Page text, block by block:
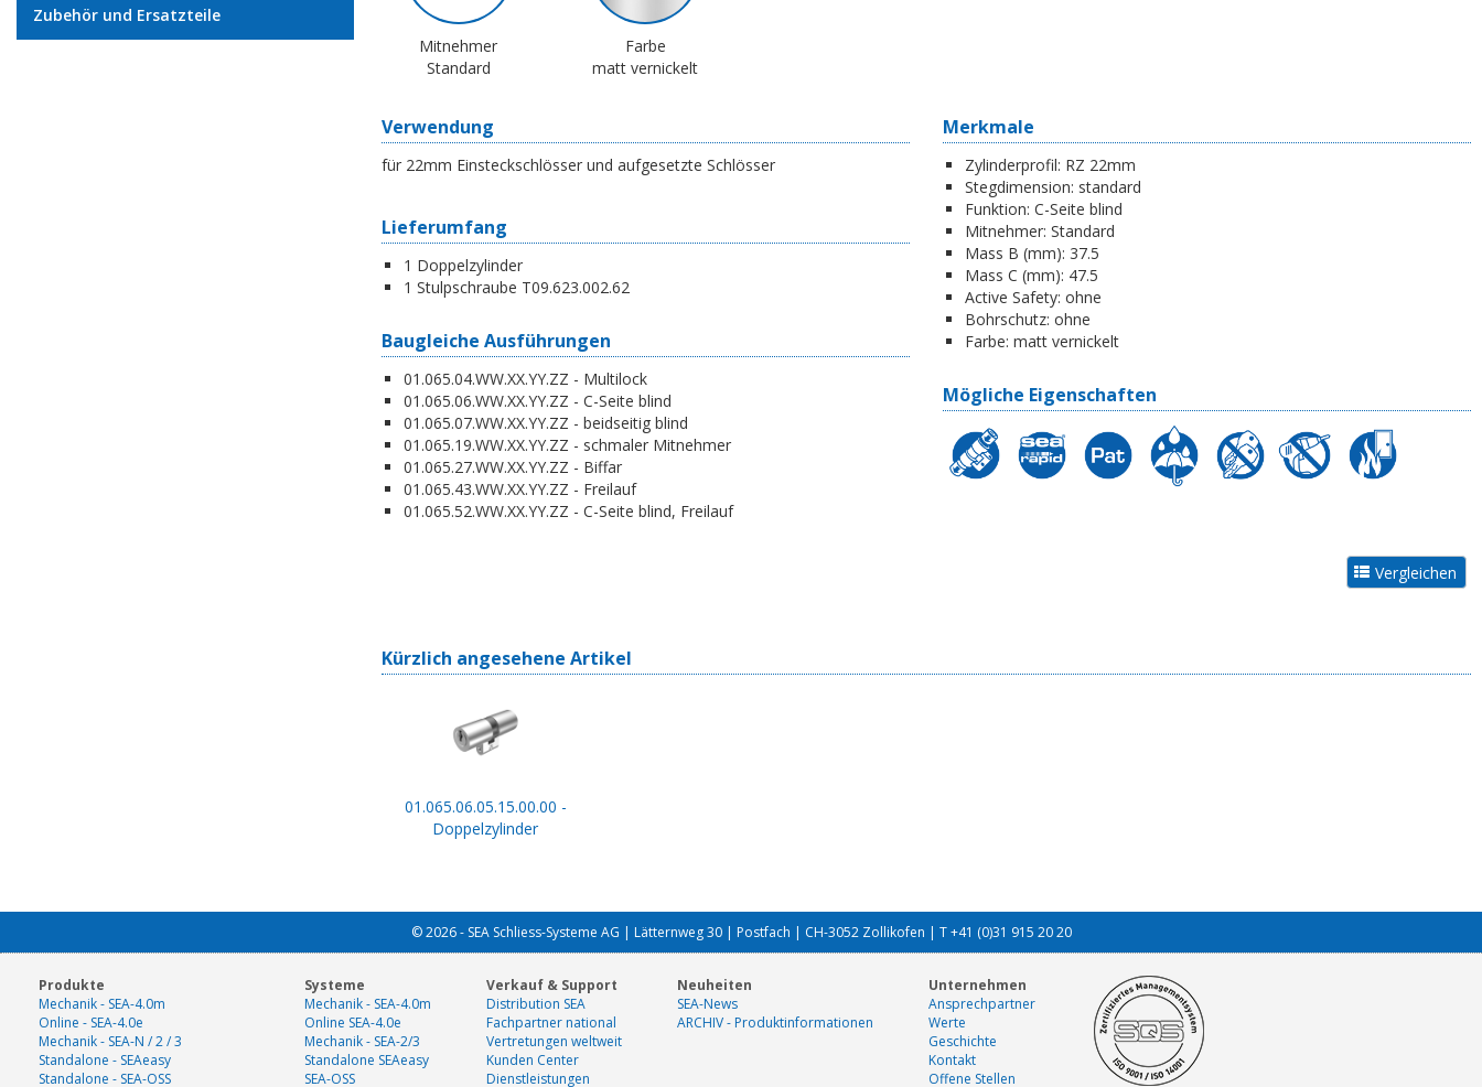
Zubehör und Ersatzteile
Mitnehmer
Standard
Farbe
matt vernickelt
Verwendung
für 22mm Einsteckschlösser und aufgesetzte Schlösser
Lieferumfang
1 Doppelzylinder
1 Stulpschraube T09.623.002.62
Baugleiche Ausführungen
01.065.04.WW.XX.YY.ZZ - Multilock
01.065.06.WW.XX.YY.ZZ - C-Seite blind
01.065.07.WW.XX.YY.ZZ - beidseitig blind
01.065.19.WW.XX.YY.ZZ - schmaler Mitnehmer
01.065.27.WW.XX.YY.ZZ - Biffar
01.065.43.WW.XX.YY.ZZ - Freilauf
01.065.52.WW.XX.YY.ZZ - C-Seite blind, Freilauf
Merkmale
Zylinderprofil: RZ 22mm
Stegdimension: standard
Funktion: C-Seite blind
Mitnehmer: Standard
Mass B (mm): 37.5
Mass C (mm): 47.5
Active Safety: ohne
Bohrschutz: ohne
Farbe: matt vernickelt
Mögliche Eigenschaften
Kürzlich angesehene Artikel
01.065.06.05.15.00.00 -
Doppelzylinder
© 2026 - SEA Schliess-Systeme AG | Lätternweg 30 | Postfach | CH-3052 Zollikofen | T +41 (0)31 915 20 20
Produkte
Mechanik - SEA-4.0m
Online - SEA-4.0e
Mechanik - SEA-N / 2 / 3
Standalone - SEAeasy
Standalone - SEA-OSS
Systeme
Mechanik - SEA-4.0m
Online SEA-4.0e
Mechanik - SEA-2/3
Standalone SEAeasy
SEA-OSS
Verkauf & Support
Distribution SEA
Fachpartner national
Vertretungen weltweit
Kunden Center
Dienstleistungen
Neuheiten
SEA-News
ARCHIV - Produktinformationen
Unternehmen
Ansprechpartner
Werte
Geschichte
Kontakt
Offene Stellen